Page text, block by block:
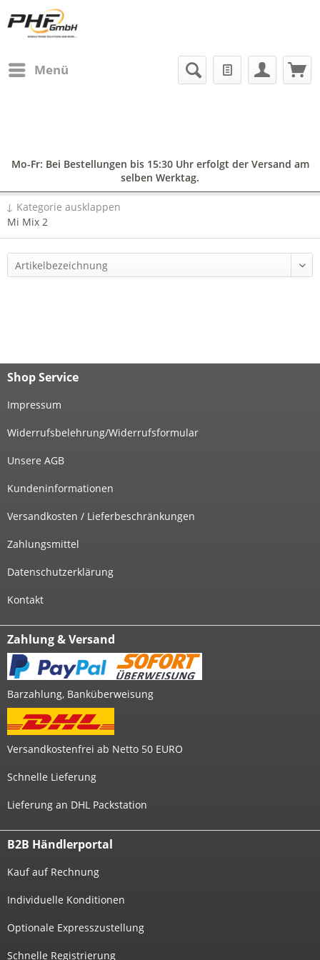
Menü
Mo-Fr: Bei Bestellungen bis 15:30 Uhr erfolgt der Versand am
selben Werktag.
↓ Kategorie ausklappen
Mi Mix 2
Shop Service
Impressum
Widerrufsbelehrung/Widerrufsformular
Unsere AGB
Kundeninformationen
Versandkosten / Lieferbeschränkungen
Zahlungsmittel
Datenschutzerklärung
Kontakt
Zahlung & Versand
Barzahlung, Banküberweisung
Versandkostenfrei ab Netto 50 EURO
Schnelle Lieferung
Lieferung an DHL Packstation
B2B Händlerportal
Kauf auf Rechnung
Individuelle Konditionen
Optionale Expresszustellung
Schnelle Registrierung